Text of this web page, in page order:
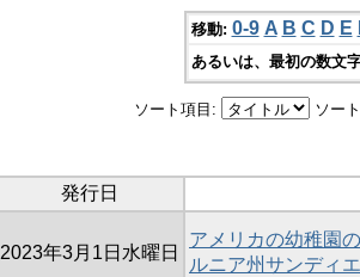
移動: 0-9 A B C D E
あるいは、最初の数文
ソート項目: ソー
発行日
2023年3月1日水曜日
アメリカの幼稚園
ルニア州サンディ